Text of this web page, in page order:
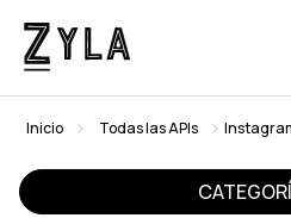
Inicio Todas las APIs